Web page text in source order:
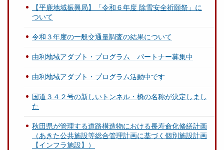
【平鹿地域振興局】「令和６年度 除雪安全祈願祭」に
ついて
令和３年度の一般交通量調査の結果について
由利地域アダプト・プログラム パートナー募集中
由利地域アダプト・プログラム活動中です
国道３４２号の新しいトンネル・橋の名称が決定しまし
た
秋田県が管理する道路構造物における長寿命化修繕計画
（あきた公共施設等総合管理計画に基づく個別施設計画
【インフラ施設】）